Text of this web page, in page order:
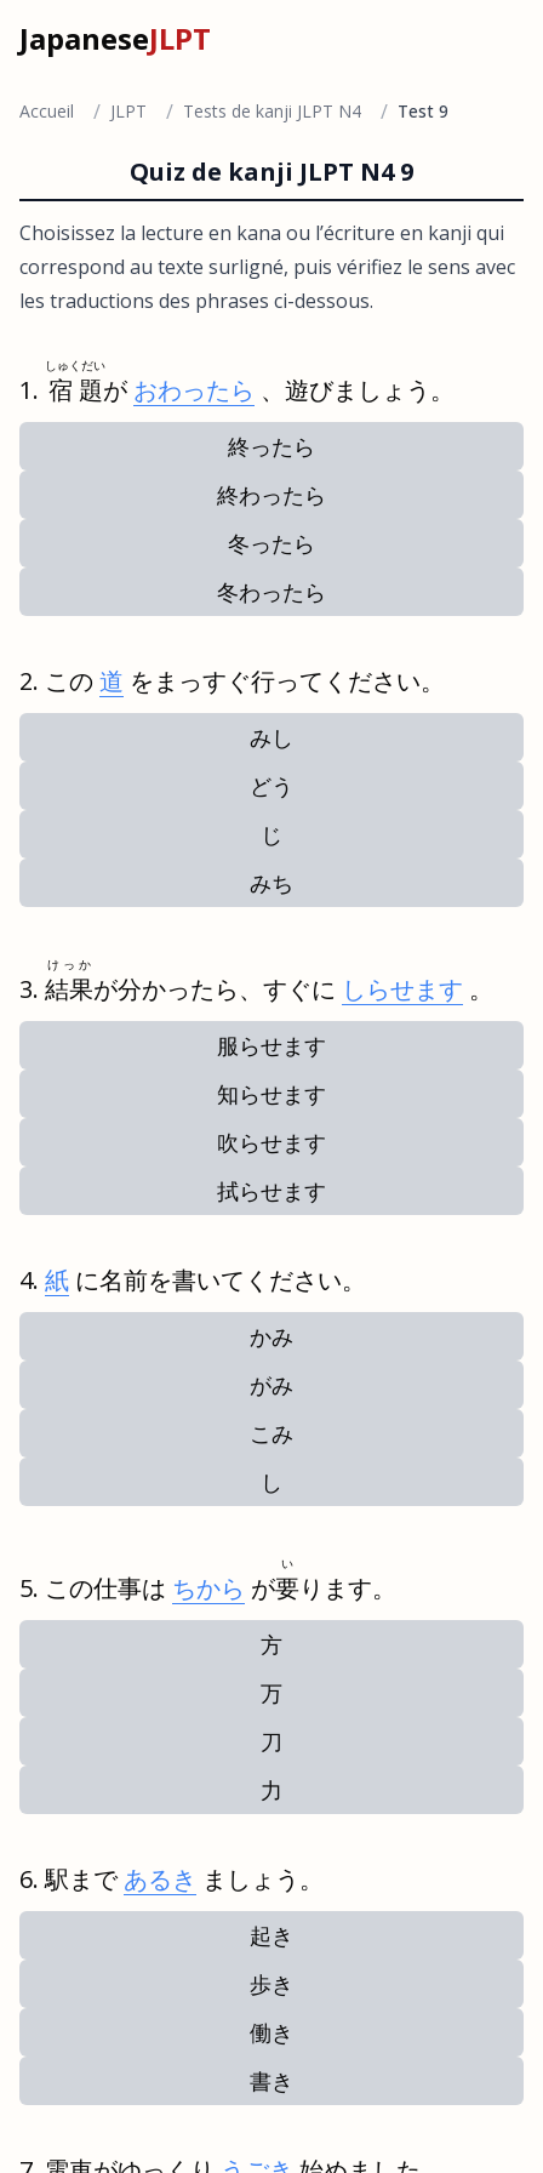
JapaneseJLPT
Accueil / JLPT / Tests de kanji JLPT N4 / Test 9
Quiz de kanji JLPT N4 9
Choisissez la lecture en kana ou l’écriture en kanji qui
correspond au texte surligné, puis vérifiez le sens avec
les traductions des phrases ci-dessous.
宿題
しゅくだい
が おわったら 、遊びましょう。
終ったら
終わったら
冬ったら
冬わったら
この 道 をまっすぐ行ってください。
みし
どう
じ
みち
結果
けっか
が分かったら、すぐに しらせます 。
服らせます
知らせます
吹らせます
拭らせます
紙 に名前を書いてください。
かみ
がみ
こみ
し
この仕事は ちから が要
い
ります。
方
万
刀
力
駅まで あるき ましょう。
起き
歩き
働き
書き